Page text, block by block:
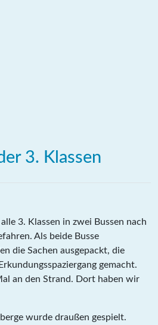
3. Klassen
3. Klassen in zwei Bussen nach
Als beide Busse
die Sachen ausgepackt, die
gemacht.
an den Strand. Dort haben wir
wurde draußen gespielt.